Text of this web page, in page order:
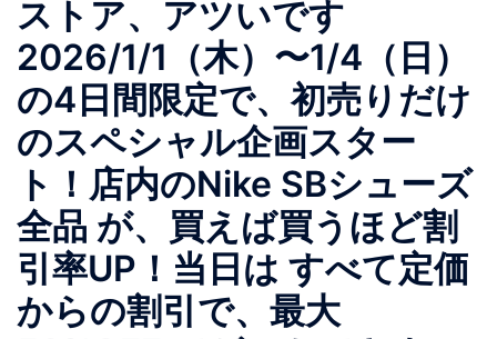
ストア、アツいです
2026/1/1（木）〜1/4（日）
の4日間限定で、初売りだけ
のスペシャル企画スター
ト！店内のNike SBシューズ
全品 が、買えば買うほど割
引率UP！当日は すべて定価
からの割引で、最大